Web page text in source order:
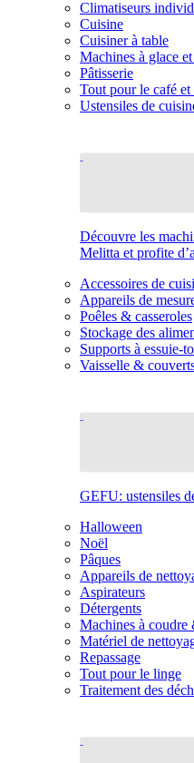
Climatiseurs
Cuisine
Cuisiner à table
Machines à glace
Pâtisserie
Tout pour le café et
Ustensiles de
Découvre les
Melitta et profite
Accessoires de
Appareils de
Poêles & casseroles
Stockage des
Supports à essuie-
Vaisselle &
GEFU: ustensiles
Halloween
Noël
Pâques
Appareils de
Aspirateurs
Détergents
Machines à coudre
Matériel de
Repassage
Tout pour le linge
Traitement des